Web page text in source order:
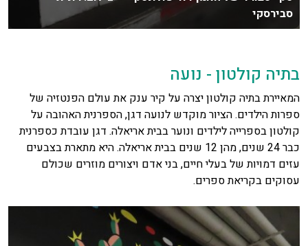
סבירסקי
בתיה קולטון - נועה
המאיירת בתיה קולטון יצרה על קיר ענק את עולם הפנטזיה של
ספרות הילדים. הציור מוקדש לנועה דגן, הספרנית האהובה על
קולטון בספרייה לילדים ונוער בבית אריאלה. דגן עובדת כספרנית
כבר 24 שנים, מהן 12 שנים בבית אריאלה. היא מתארת בצבעים
עזים דמויות של בעלי חיים, בני אדם ויצורים מוזרים שכולם
עסוקים בקריאת ספרים.